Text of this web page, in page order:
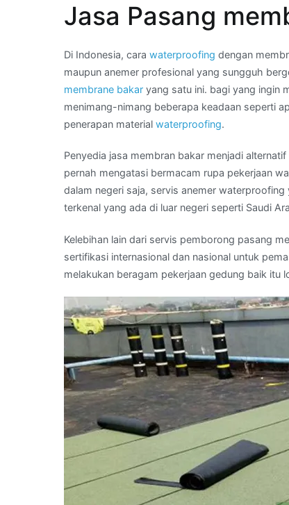
Kami
membran
bakar
di
ACEH
Jasa Pasang
Di Indonesia, cara waterproofing dengan
maupun anemer profesional yang sungguh
membrane bakar yang satu ini. bagi yang ingin
menimang-nimang beberapa keadaan seperti
penerapan material waterproofing.
Penyedia jasa membran bakar menjadi
pernah mengatasi bermacam rupa pekerjaan
dalam negeri saja, servis anemer
terkenal yang ada di luar negeri seperti Saudi
Kelebihan lain dari servis pemborong pasang
sertifikasi internasional dan nasional untuk
melakukan beragam pekerjaan gedung baik itu